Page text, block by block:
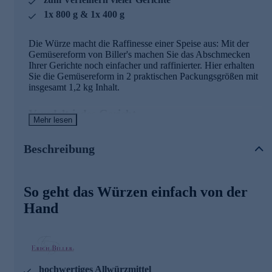
1x 800 g & 1x 400 g
Die Würze macht die Raffinesse einer Speise aus: Mit der
Gemüsereform von Biller's machen Sie das Abschmecken
Ihrer Gerichte noch einfacher und raffinierter. Hier erhalten
Sie die Gemüsereform in 2 praktischen Packungsgrößen mit
insgesamt 1,2 kg Inhalt.
Veredelt jedes Gericht
kreiert, da dem Hersteller die Produkte auf dem Markt nicht
gut genug waren. So hat die Firma Biller die Gemüsereform,
entwickelt.
Beim Verwenden der Gemüsereform können Sie die
Mehr lesen
Beschreibung
So geht das Würzen einfach von der
Hand
hochwertiges Allwürzmittel